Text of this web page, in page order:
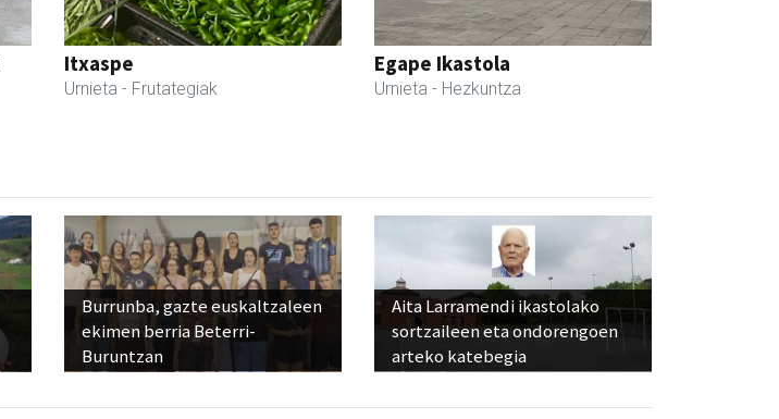
Itxaspe
Urnieta - Frutategiak
Egape Ikastola
Urnieta - Hezkuntza
Burrunba, gazte euskaltzaleen
ekimen berria Beterri-
Buruntzan
Aita Larramendi ikastolako
sortzaileen eta ondorengoen
arteko katebegia